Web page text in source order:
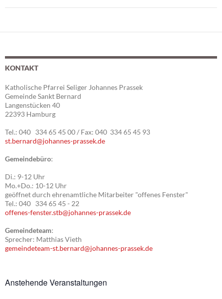
KONTAKT
Katholische Pfarrei Seliger Johannes Prassek
Gemeinde Sankt Bernard
Langenstücken 40
22393 Hamburg
Tel.: 040 334 65 45 00 / Fax: 040 334 65 45 93
st.bernard@johannes-prassek.de
Gemeindebüro:
Di.: 9-12 Uhr
Mo.+Do.: 10-12 Uhr
geöffnet durch ehrenamtliche Mitarbeiter "offenes Fenster"
Tel.: 040 334 65 45 - 22
offenes-fenster.stb@johannes-prassek.de
Gemeindeteam:
Sprecher: Matthias Vieth
gemeindeteam-st.bernard@johannes-prassek.de
Anstehende Veranstaltungen